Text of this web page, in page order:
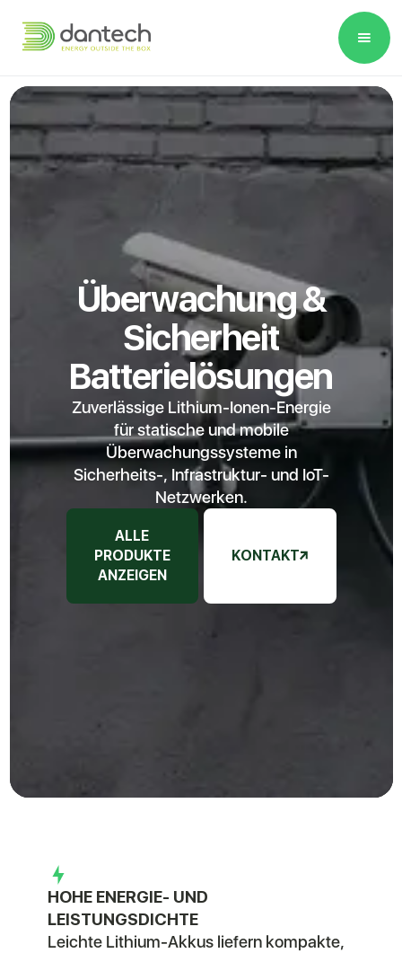
note:
website
includes
accessibility
Überwachung &
Sicherheit
Batterielösungen
Zuverlässige Lithium-Ionen-Energie
für statische und mobile
Überwachungssysteme in
Sicherheits-, Infrastruktur- und IoT-
Netzwerken.
ALLE
PRODUKTE
ANZEIGEN
KONTAKT
HOHE ENERGIE- UND
LEISTUNGSDICHTE
Leichte Lithium-Akkus liefern kompakte,